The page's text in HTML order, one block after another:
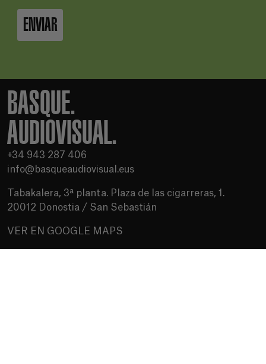
ENVIAR
BASQUE.
AUDIOVISUAL.
+34 943 287 406
info@basqueaudiovisual.eus
Tabakalera, 3ª planta. Plaza de las cigarreras, 1.
20012 Donostia / San Sebastián
VER EN GOOGLE MAPS